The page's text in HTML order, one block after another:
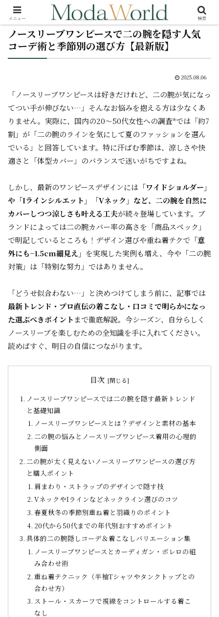
ノースリーブワンピースで二の腕を隠す人気
コーデ術と季節別の選び方【最新版】
2025.08.06
「ノースリーブワンピースは好きだけれど、二の腕が気になっ
てつい手が伸びない…」そんなお悩みを抱える方は少なくあ
りません。実際に、国内の20〜50代女性への調査*では「約7
割」が「二の腕のラインを気にして夏のファッションを選ん
でいる」と回答しています。特に汗ばむ季節は、涼しさや快
適さと「体型カバー」のバランスで迷いがちですよね。
しかし、最新のワンピースデザインには 「ワイドショルダー」
や「Iラインシルエット」「Vネック」など、二の腕を自然に
カバーしつつ涼しさも叶える工夫が続々登場しています。ブ
ランドによっては二の腕カバー率の高さを「商品スペック」
で明記しているところも！デザイン選びや重ね着テクで 「意
外にも−1.5cm細見え」 を実現した実例も増え、今や「二の腕
対策」は「特別な努力」ではありません。
「どうせ似合わない…」と決めつけてしまう前に、記事では
最新トレンド・プロ直伝の着こなし・口コミで明らかになっ
た選ぶべきポイントまで徹底解説。今シーズン、自分らしく
ノースリーブを楽しむための全知識を手に入れてください。
読めばすぐ、明日の自信につながります。
目次
ノースリーブワンピースでは二の腕を隠す最新トレンド
と基礎知識
ノースリーブワンピースとは？デザインと素材の基本
二の腕の悩みとノースリーブワンピース着用の心理的
側面
二の腕が太く見えないノースリーブワンピースの選び方
と購入ポイント
肩まわり・ストラップのデザインで隠す技
VネックやIラインなどネックライン選びのコツ
春夏秋冬の季節別重ね着と羽織りのポイント
20代から50代までの年代別おすすめポイント
具体的二の腕隠しコーデ＆着こなしバリエーション集
ノースリーブワンピースとカーディガン・ボレロの組
み合わせ術
重ね着テクニック（半袖Tシャツやタンクトップとの
合わせ方）
ストール・スカーフで視線をコントロールする着こ
なし
メニュー 検索